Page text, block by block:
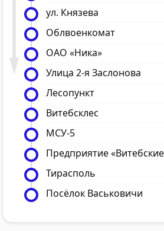
ул. Князева
Облвоенкомат
ОАО «Ника»
Улица 2-я Заслонова
Лесопункт
Витебсклес
МСУ-5
Предприятие
Тирасполь
Посёлок Васьковичи